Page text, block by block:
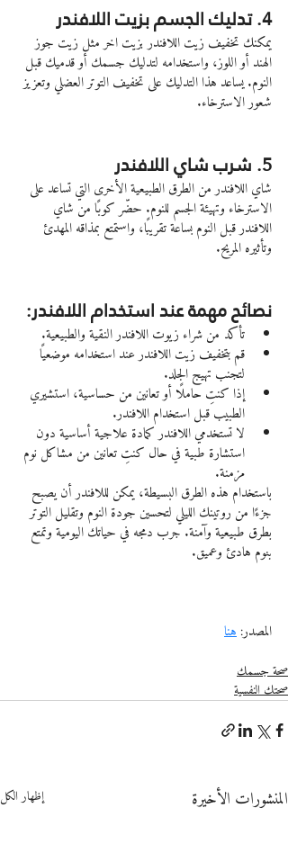
4. تدليك الجسم بزيت اللافندر
يمكنك تخفيف زيت اللافندر بزيت اخر مثل زيت جوز
الهند أو اللوز، واستخدامه لتدليك جسمك أو قدميك قبل
النوم. يساعد هذا التدليك على تخفيف التوتر العضلي وتعزيز
شعور الاسترخاء.
5. شرب شاي اللافندر
شاي اللافندر من الطرق الطبيعية الأخرى التي تساعد على
الاسترخاء وتهيئة الجسم للنوم. حضّر كوبًا من شاي
اللافندر قبل النوم بساعة تقريبًا، واستمتع بمذاقه المهدئ
وتأثيره المريح.
نصائح مهمة عند استخدام اللافندر:
تأكد من شراء زيوت اللافندر النقية والطبيعية.
قم بتخفيف زيت اللافندر عند استخدامه موضعيًا
لتجنب تهيج الجلد.
إذا كنتِ حاملًا أو تعانين من حساسية، استشيري
الطبيب قبل استخدام اللافندر.
لا تستخدمي اللافندر كمادة علاجية أساسية دون
استشارة طبية في حال كنتِ تعانين من مشاكل نوم
مزمنة.
باستخدام هذه الطرق البسيطة، يمكن لللافندر أن يصبح
جزءًا من روتينك الليلي لتحسين جودة النوم وتقليل التوتر
بطرق طبيعية وآمنة. جرب دمجه في حياتك اليومية وتمتع
بنوم هادئ وعميق.
المصدر: هنا
صحة جسمك
صحتك النفسية
المنشورات الأخيرة إظهار الكل